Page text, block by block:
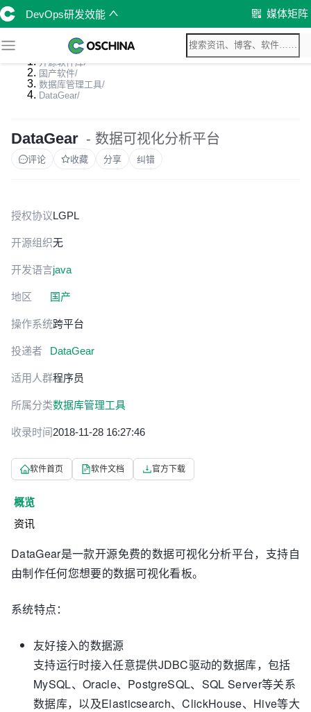
DevOps研发效能 媒体矩阵
开源软件库/
国产软件/
数据库管理工具/
DataGear/
DataGear - 数据可视化分析平台
评论 收藏 分享 纠错
授权协议LGPL
开源组织无
开发语言java
地区 国产
操作系统跨平台
投递者 DataGear
适用人群程序员
所属分类数据库管理工具
收录时间2018-11-28 16:27:46
软件首页 软件文档 官方下载
概览
资讯
DataGear是一款开源免费的数据可视化分析平台，支持自
由制作任何您想要的数据可视化看板。
系统特点：
友好接入的数据源
支持运行时接入任意提供JDBC驱动的数据库，包括
MySQL、Oracle、PostgreSQL、SQL Server等关系
数据库，以及Elasticsearch、ClickHouse、Hive等大